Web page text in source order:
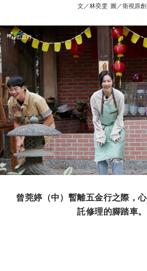
文／林奕雯 圖／衛視原創
曾莞婷（中）暫離五金行之際，
託修理的腳踏車。